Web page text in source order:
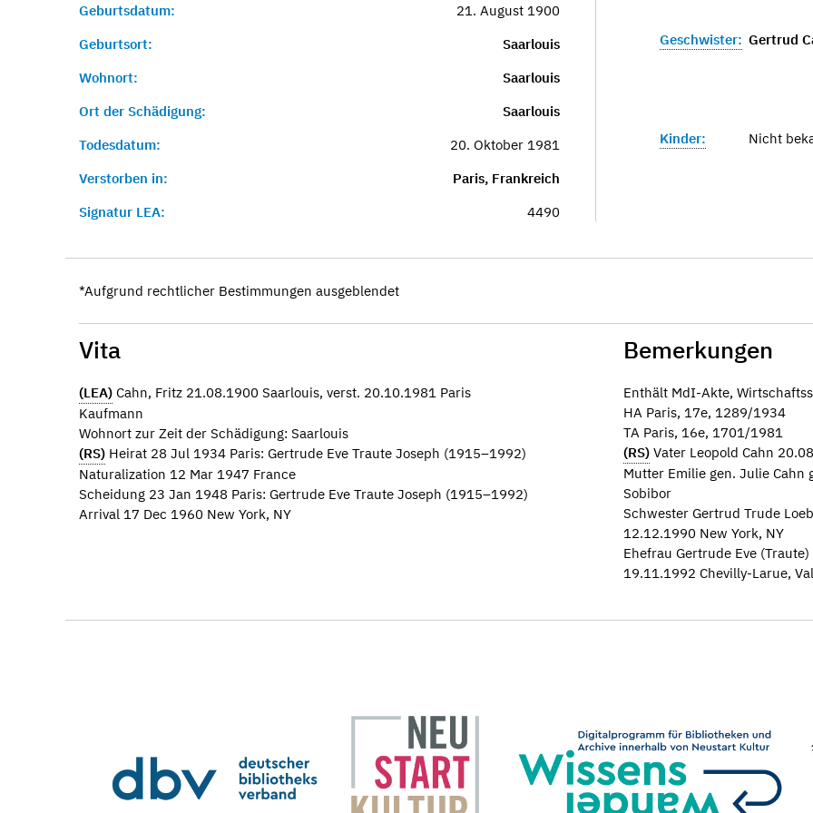
Geburtsdatum:
21. August 1900
Geburtsort:
Saarlouis
Wohnort:
Saarlouis
Ort der Schädigung:
Saarlouis
Todesdatum:
20. Oktober 1981
Verstorben in:
Paris, Frankreich
Signatur LEA:
4490
Geschwister: Gertrud
Kinder: Nicht
*Aufgrund rechtlicher Bestimmungen ausgeblendet
Vita
(LEA) Cahn, Fritz 21.08.1900 Saarlouis, verst. 20.10.1981 Paris
Kaufmann
Wohnort zur Zeit der Schädigung: Saarlouis
(RS) Heirat 28 Jul 1934 Paris: Gertrude Eve Traute Joseph (1915–1992)
Naturalization 12 Mar 1947 France
Scheidung 23 Jan 1948 Paris: Gertrude Eve Traute Joseph (1915–1992)
Arrival 17 Dec 1960 New York, NY
Bemerkungen
Enthält MdI-Akte,
HA Paris, 17e, 1289/1934
TA Paris, 16e, 1701/1981
(RS) Vater Leopold Cahn
Mutter Emilie gen. Julie
Sobibor
Schwester Gertrud Trude
12.12.1990 New York, NY
Ehefrau Gertrude Eve
19.11.1992 Chevilly-Larue,